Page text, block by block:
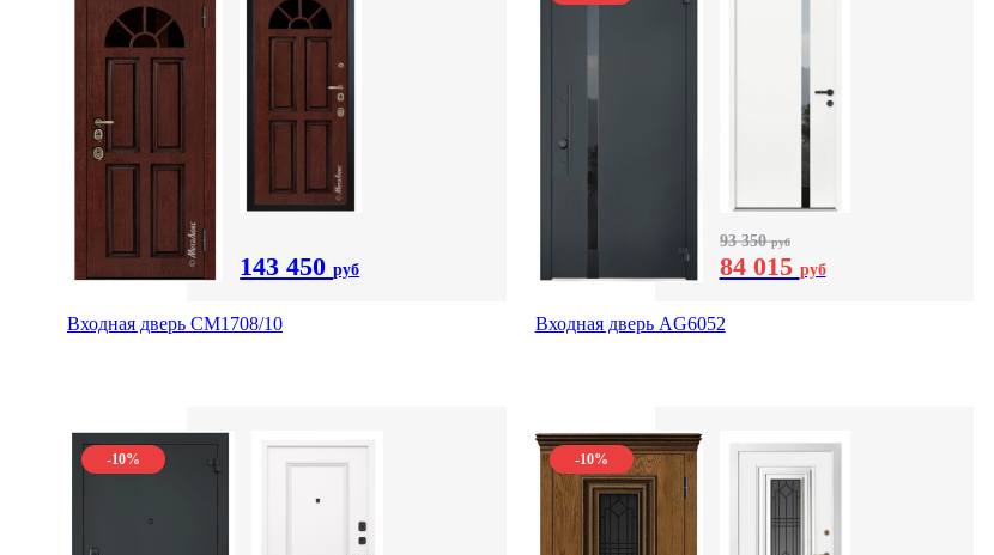
143 450руб
Входная дверь CМ1708/10
93 350руб
84 015 руб
Входная дверь AG6052
-10% -10%